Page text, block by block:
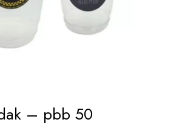
– pbb 50